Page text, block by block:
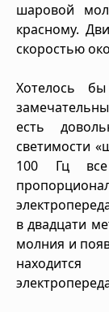
шаровой
красному.
скоростью
Хотелось
есть
светимости
100 Гц
в двадцати
молния и